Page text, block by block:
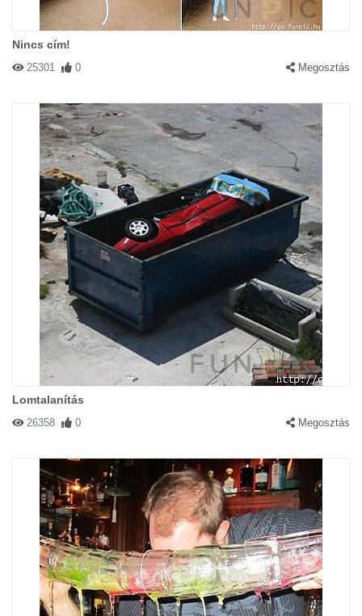
Nincs cím!
25301 0 Megosztás
Lomtalanítás
26358 0 Megosztás